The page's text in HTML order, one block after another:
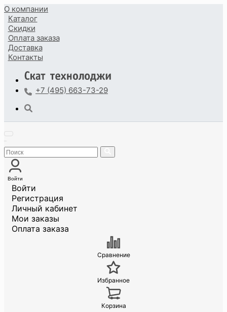
О компании
Каталог
Скидки
Оплата заказа
Доставка
Контакты
+7 (495) 663-73-29
Войти
Войти
Регистрация
Личный кабинет
Мои заказы
Оплата заказа
Сравнение
Избранное
Корзина